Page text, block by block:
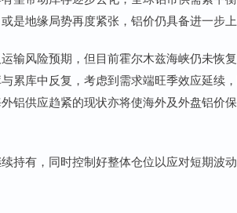
地缘局势再度紧张，铝价仍具备进一步上
输风险预期，但目前霍尔木兹海峡仍未恢
累库中反复，考虑到需求端旺季效应延续
铝供应趋紧的现状亦将使海外及外盘铝价
持有，同时控制好整体仓位以应对短期波